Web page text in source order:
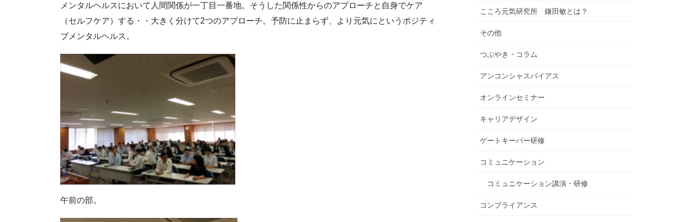
メンタルヘルスにおいて人間関係が一丁目一番地。そうした関係性からのアプローチと自身でケア
（セルフケア）する・・大きく分けて2つのアプローチ。予防に止まらず、より元気にというポジティ
ブメンタルヘルス。
午前の部。
こころ元気研究所 鎌田敏とは？
その他
つぶやき・コラム
アンコンシャスバイアス
オンラインセミナー
キャリアデザイン
ゲートキーパー研修
コミュニケーション
コミュニケーション講演・研修
コンプライアンス